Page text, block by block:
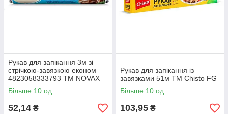
Рукав для запікання 3м зі
стрічкою-завязкою економ
4823058333793 ТМ NOVAX
FG
Більше 10 од.
52,14 ₴
Рукав для запікання із
завязками 51м ТМ Chisto FG
Більше 10 од.
103,95 ₴